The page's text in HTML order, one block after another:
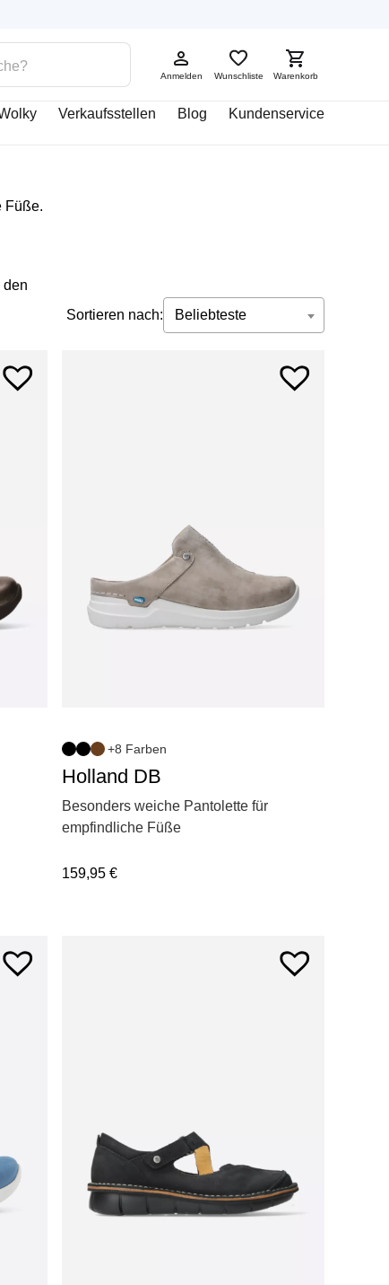
Anmelden Wunschliste Warenkorb
Verkaufsstellen Blog Kundenservice
Füße.
den
Sortieren nach: Beliebteste
+8 Farben
Holland DB
Besonders weiche Pantolette für
empfindliche Füße
159,95 €